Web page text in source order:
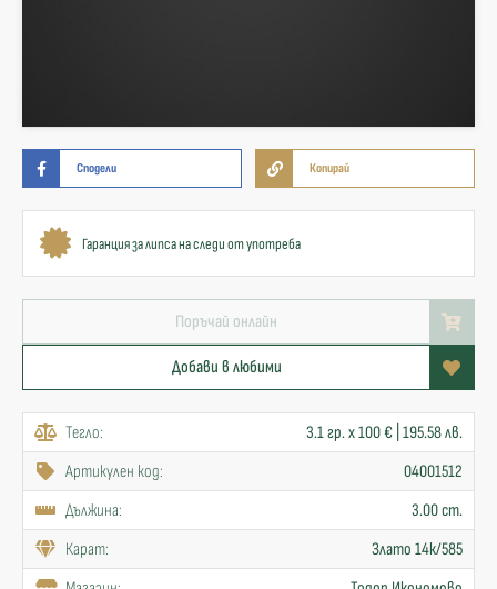
Сподели Копирай
Гаранция за липса на следи от употреба
Поръчай онлайн
Добави в любими
Тегло:
3.1 гр. x 100 € | 195.58 лв.
Артикулен код:
04001512
Дължина:
3.00 cm.
Карат:
Злато 14к/585